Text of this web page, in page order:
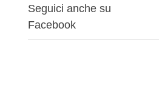
Seguici anche su
Facebook